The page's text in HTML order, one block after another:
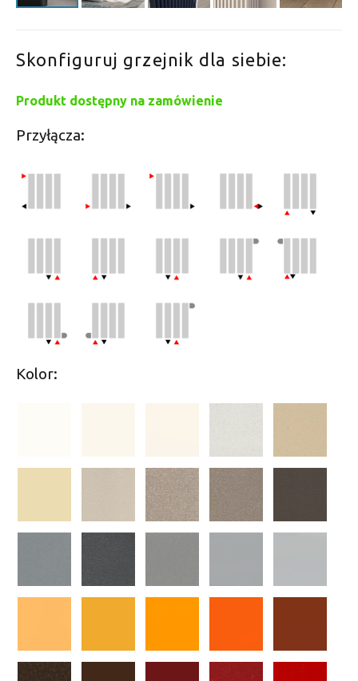
Skonfiguruj grzejnik dla siebie:
Produkt dostępny na zamówienie
Przyłącza:
Kolor: